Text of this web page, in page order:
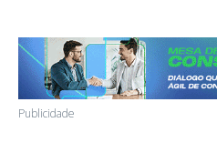
Publicidade